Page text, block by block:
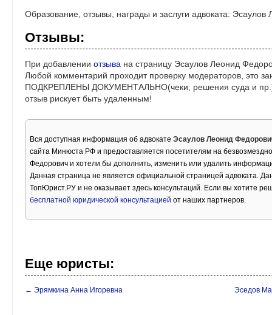
Образование, отзывы, награды и заслуги адвоката:
Отзывы:
При добавлении отзыва на страницу Эсаулов Леонид
Любой комментарий проходит проверку модераторов, это
ПОДКРЕПЛЕНЫ ДОКУМЕНТАЛЬНО(чеки, решения суда и пр.)!
отзыв рискует быть удаленным!
Вся доступная информация об адвокате Эсаулов Леонид
сайта Минюста РФ и предоставляется посетителям на
Федорович и хотели бы дополнить, изменить или удалить
Данная страница не является официальной страницей адвоката.
ТопЮрист.РУ и не оказывает здесь консультаций. Если вы хотите
бесплатной юридической консультацией от наших партнеров.
Еще юристы:
← Эрямкина Анна Игоревна Эседов